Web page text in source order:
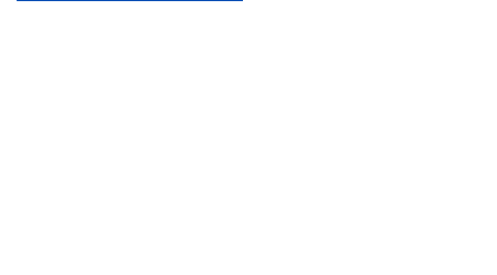
✅ Des solutions sur mesure pour une gestion